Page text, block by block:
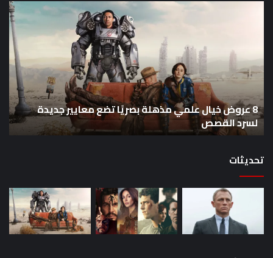
مذهلة
بصريًا
معايير
جديدة
لسرد
القصص
8 عروض خيال علمي مذهلة بصريًا تضع معايير جديدة
لسرد القصص
تحديثات